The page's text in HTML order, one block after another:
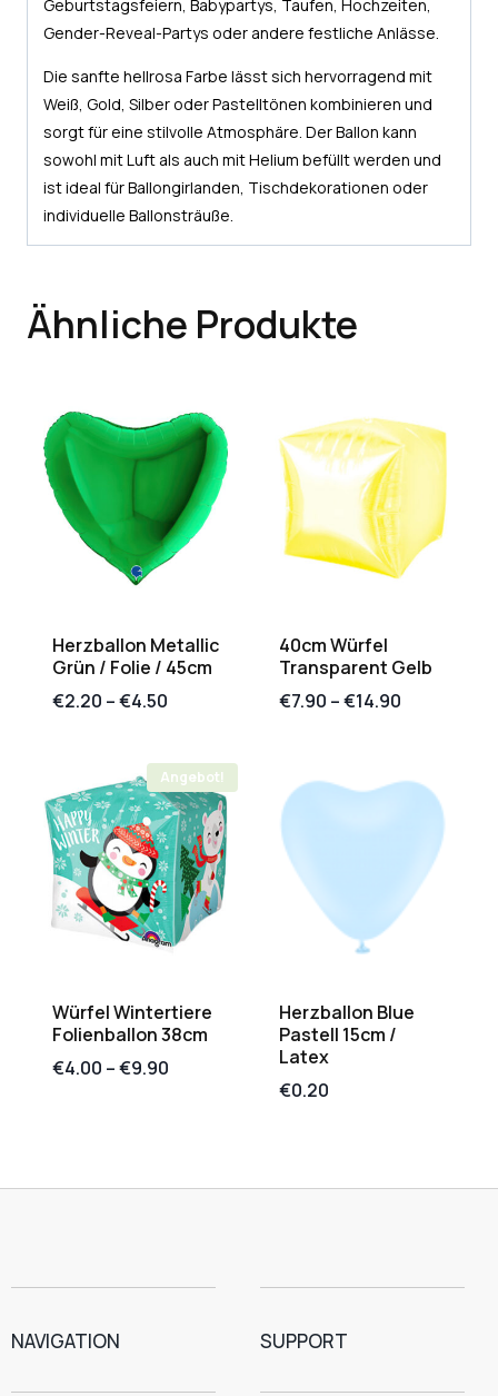
Geburtstagsfeiern, Babypartys, Taufen, Hochzeiten,
Gender-Reveal-Partys oder andere festliche Anlässe.
Die sanfte hellrosa Farbe lässt sich hervorragend mit
Weiß, Gold, Silber oder Pastelltönen kombinieren und
sorgt für eine stilvolle Atmosphäre. Der Ballon kann
sowohl mit Luft als auch mit Helium befüllt werden und
ist ideal für Ballongirlanden, Tischdekorationen oder
individuelle Ballonsträuße.
Ähnliche Produkte
Herzballon Metallic
Grün / Folie / 45cm
€2.20 –€4.50
40cm Würfel
Transparent Gelb
€7.90 –€14.90
Angebot!
Würfel Wintertiere
Folienballon 38cm
€4.00 –€9.90
Herzballon Blue
Pastell 15cm /
Latex
€0.20
NAVIGATION SUPPORT